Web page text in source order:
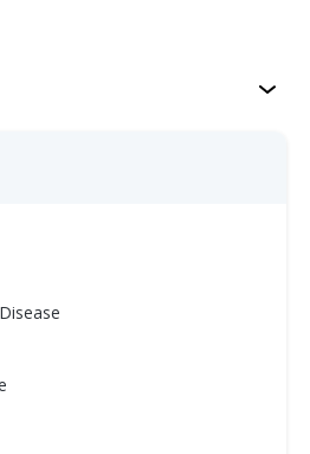
及应该避免喝什
能睡得更好